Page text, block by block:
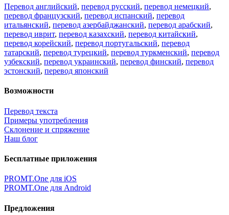
Перевод английский, перевод русский, перевод немецкий,
перевод французский, перевод испанский, перевод
итальянский, перевод азербайджанский, перевод арабский,
перевод иврит, перевод казахский, перевод китайский,
перевод корейский, перевод португальский, перевод
татарский, перевод турецкий, перевод туркменский, перевод
узбекский, перевод украинский, перевод финский, перевод
эстонский, перевод японский
Возможности
Перевод текста
Примеры употребления
Склонение и спряжение
Наш блог
Бесплатные приложения
PROMT.One для iOS
PROMT.One для Android
Предложения